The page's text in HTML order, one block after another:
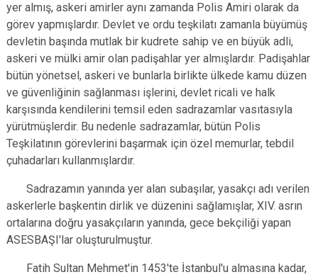
yer almış, askeri amirler aynı zamanda Polis Amiri olarak da
görev yapmışlardır. Devlet ve ordu teşkilatı zamanla büyümüş
devletin başında mutlak bir kudrete sahip ve en büyük adli,
askeri ve mülki amir olan padişahlar yer almışlardır. Padişahlar
bütün yönetsel, askeri ve bunlarla birlikte ülkede kamu düzen
ve güvenliğinin sağlanması işlerini, devlet ricali ve halk
karşısında kendilerini temsil eden sadrazamlar vasıtasıyla
yürütmüşlerdir. Bu nedenle sadrazamlar, bütün Polis
Teşkilatının görevlerini başarmak için özel memurlar, tebdil
çuhadarları kullanmışlardır.
Sadrazamın yanında yer alan subaşılar, yasakçı adı verilen
askerlerle başkentin dirlik ve düzenini sağlamışlar, XIV. asrın
ortalarına doğru yasakçıların yanında, gece bekçiliği yapan
ASESBAŞI'lar oluşturulmuştur.
Fatih Sultan Mehmet'in 1453'te İstanbul'u almasına kadar,